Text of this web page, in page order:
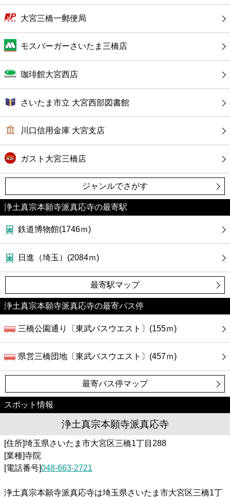
大宮三橋一郵便局
モスバーガーさいたま三橋店
珈琲館大宮西店
さいたま市立 大宮西部図書館
川口信用金庫 大宮支店
ガスト大宮三橋店
ジャンルでさがす
浄土真宗本願寺派真応寺の最寄駅
鉄道博物館(1746ｍ)
日進（埼玉）(2084ｍ)
最寄駅マップ
浄土真宗本願寺派真応寺の最寄バス停
三橋公園通り〔東武バスウエスト〕(155ｍ)
県営三橋団地〔東武バスウエスト〕(457ｍ)
最寄バス停マップ
スポット情報
浄土真宗本願寺派真応寺
[住所]埼玉県さいたま市大宮区三橋1丁目288
[業種]寺院
[電話番号]048-663-2721
浄土真宗本願寺派真応寺は埼玉県さいたま市大宮区三橋1丁